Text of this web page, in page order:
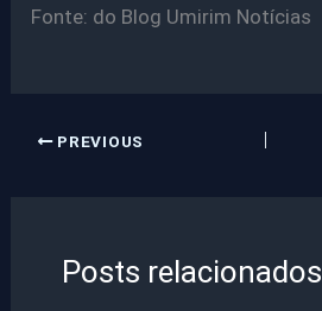
Fonte: do Blog Umirim Notícias
PREVIOUS
Posts relacionados